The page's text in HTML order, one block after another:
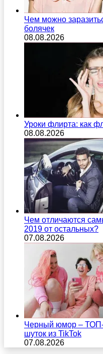
Чем можно
болячек
08.08.2026
Уроки флирта: как
08.08.2026
Чем отличаются
2019 от остальных?
07.08.2026
Черный юмор – ТОП-
шуток из TikTok
07.08.2026